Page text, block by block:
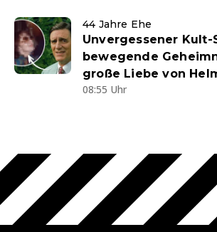
44 Jahre Ehe
Unvergessener Kult-
bewegende
große Liebe von
08:55 Uhr